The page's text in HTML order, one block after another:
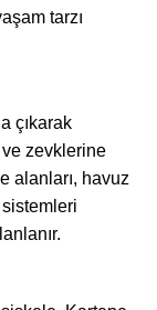
tarzı
çıkarak
ve zevklerine
alanları, havuz
sistemleri